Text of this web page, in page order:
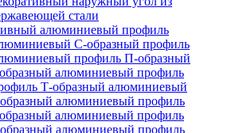
стали
алюминиевый профиль
С-образный профиль
профиль П-образный
алюминиевый профиль
Т-образный алюминиевый
алюминиевый профиль
алюминиевый профиль
алюминиевый профиль